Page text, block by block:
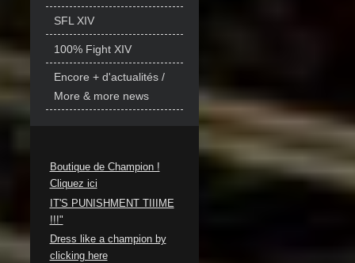
SFL XIV
100% Fight XIV
Encore + d'actualités /
More & more news
Boutique de Champion !
Cliquez ici
IT'S PUNISHMENT TIIIME
!!!"
Dress like a champion by
clicking here